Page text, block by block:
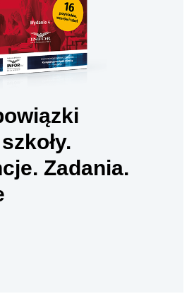
Zadania.